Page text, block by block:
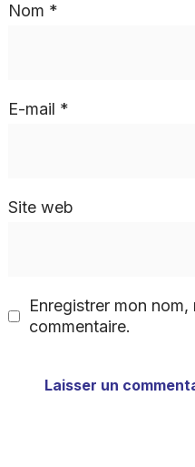
Nom *
E-mail *
Site web
Enregistrer mon
commentaire.